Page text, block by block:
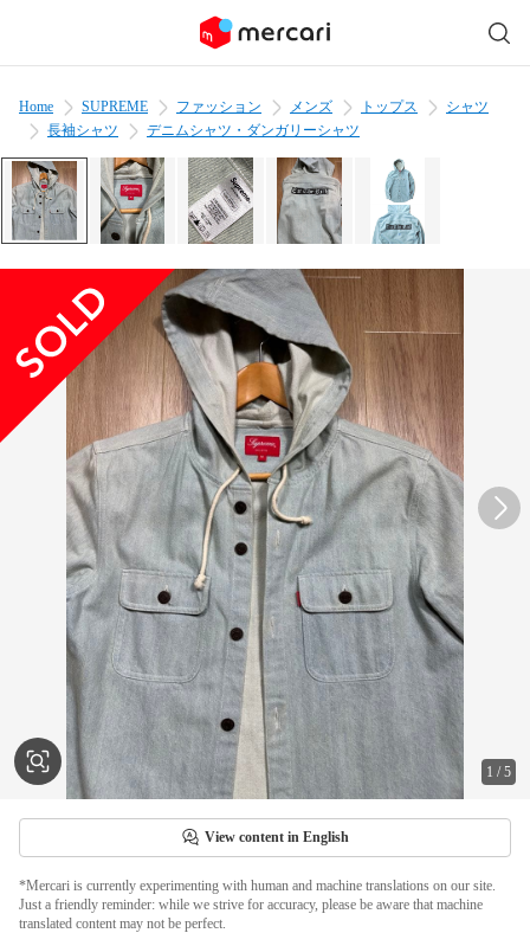
Home SUPREME ファッション メンズ トップス
シャツ
長袖シャツ
デニムシャツ・ダンガリーシャツ
1 /5
View content in English
*Mercari is currently experimenting with human and machine translations on our site.
Just a friendly reminder: while we strive for accuracy, please be aware that machine
translated content may not be perfect.